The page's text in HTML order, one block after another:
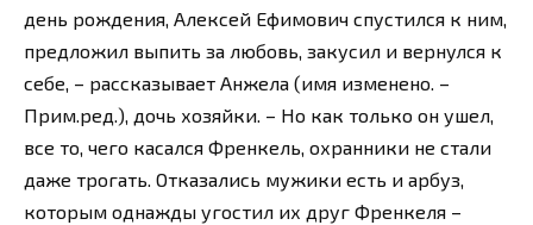
день рождения, Алексей Ефимович спустился к ним,
предложил выпить за любовь, закусил и вернулся к
себе, – рассказывает Анжела (имя изменено. –
Прим.ред.), дочь хозяйки. – Но как только он ушел,
все то, чего касался Френкель, охранники не стали
даже трогать. Отказались мужики есть и арбуз,
которым однажды угостил их друг Френкеля –